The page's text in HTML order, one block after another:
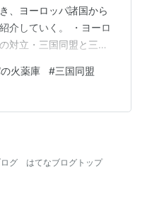
、ヨーロッパ諸国から
介していく。 ・ヨーロ
対立・三国同盟と三国
■ヨーロッパの火薬
後半、度重なる戦争で
義思想が浸透してくる
度も戦争を繰り返す、
いた。日露戦争で…
火薬庫 #三国同盟
グ
はてなブログトップ